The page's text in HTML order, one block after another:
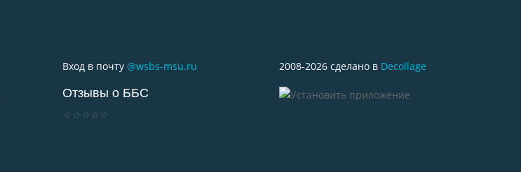
Вход в почту @wsbs-msu.ru
Отзывы о ББС
☆ ☆ ☆ ☆ ☆
2008-2026 сделано в Decollage